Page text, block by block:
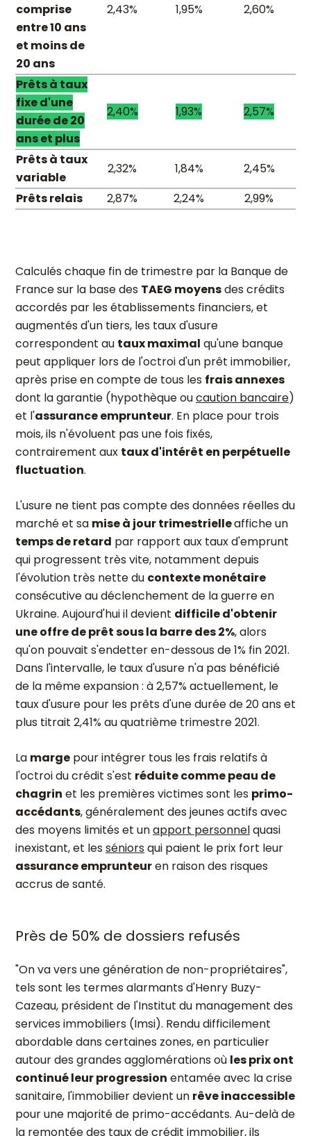
comprise
entre 10 ans
et moins de
20 ans
2,43% 1,95% 2,60%
Prêts à taux
fixe d'une
durée de 20
ans et plus
2,40% 1,93% 2,57%
Prêts à taux
variable
2,32% 1,84%
2,45%
Prêts relais
2,87% 2,24% 2,99%
Calculés chaque fin de trimestre par la Banque de
France sur la base des TAEG moyensdes crédits
accordés par les établissements financiers, et
augmentés d'un tiers, les taux d'usure
correspondent au taux maximal qu'une banque
peut appliquer lors de l'octroi d'un prêt immobilier,
après prise en compte de tous les frais annexes
dont la garantie (hypothèque oucaution bancaire)
et l'assurance emprunteur. En place pour trois
mois, ils n'évoluent pas une fois fixés,
contrairement aux taux d'intérêt en perpétuelle
fluctuation.
L'usure ne tient pas compte des données réelles du
marché et sa mise à jour trimestrielleaffiche un
temps de retard par rapport aux taux d'emprunt
qui progressent très vite, notamment depuis
l'évolution très nette du contexte monétaire
consécutive au déclenchement de la guerre en
Ukraine. Aujourd'hui il devient difficile d'obtenir
une offre de prêt sous la barre des 2%, alors
qu'on pouvait s'endetter en-dessous de 1% fin 2021.
Dans l'intervalle, le taux d'usure n'a pas bénéficié
de la même expansion : à 2,57% actuellement, le
taux d'usure pour les prêts d'une durée de 20 ans et
plus titrait 2,41% au quatrième trimestre 2021.
La marge pour intégrer tous les frais relatifs à
l'octroi du crédit s'est réduite comme peau de
chagrin et les premières victimes sont les primo-
accédants, généralement des jeunes actifs avec
des moyens limités et unapport personnelquasi
inexistant, et lesséniorsqui paient le prix fort leur
assurance emprunteuren raison des risques
accrus de santé.
Près de 50% de dossiers refusés
"On va vers une génération de non-propriétaires",
tels sont les termes alarmants d'Henry Buzy-
Cazeau, président de l'Institut du management des
services immobiliers (Imsi). Rendu difficilement
abordable dans certaines zones, en particulier
autour des grandes agglomérations où les prix ont
continué leur progression entamée avec la crise
sanitaire, l'immobilier devient un rêve inaccessible
pour une majorité de primo-accédants. Au-delà de
la remontée des taux de crédit immobilier, ils